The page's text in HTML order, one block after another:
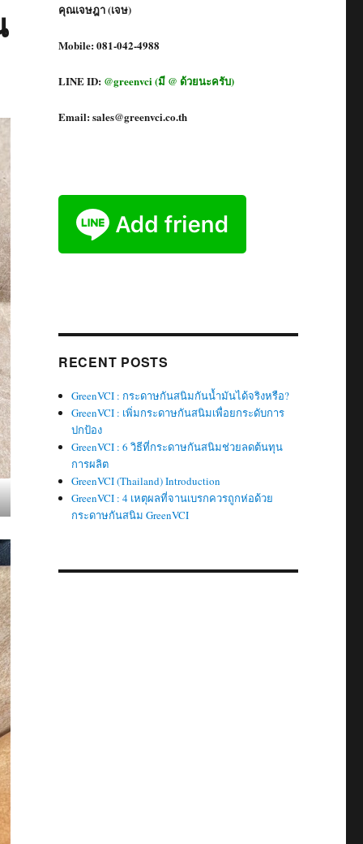
คุณเจษฎา (เจษ)
Mobile: 081-042-4988
LINE ID: @greenvci (มี @ ด้วยนะครับ)
Email: sales@greenvci.co.th
RECENT POSTS
GreenVCI : กระดาษกันสนิมกันน้ำมันได้จริงหรือ?
GreenVCI : เพิ่มกระดาษกันสนิมเพื่อยกระดับการ
ปกป้อง
GreenVCI : 6 วิธีที่กระดาษกันสนิมช่วยลดต้นทุน
การผลิต
GreenVCI (Thailand) Introduction
GreenVCI : 4 เหตุผลที่จานเบรกควรถูกห่อด้วย
กระดาษกันสนิม GreenVCI